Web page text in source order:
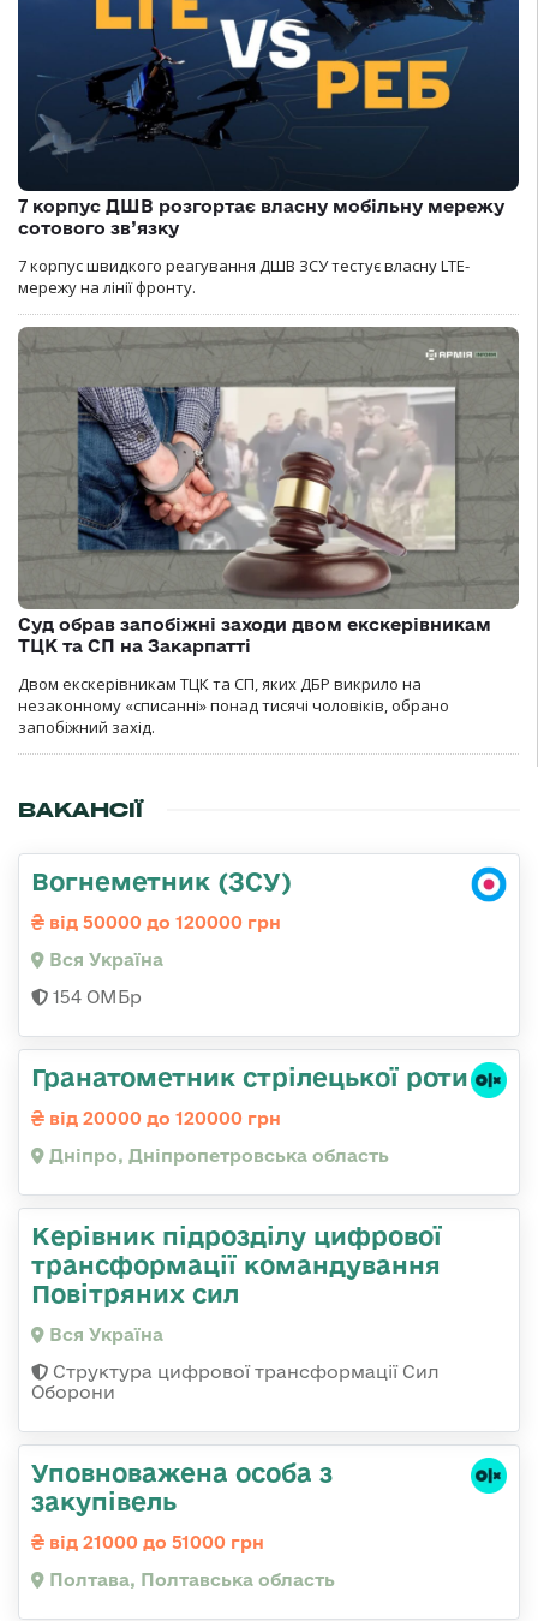
7 корпус ДШВ розгортає власну мобільну мережу
сотового зв’язку
7 корпус швидкого реагування ДШВ ЗСУ тестує власну LTE-
мережу на лінії фронту.
Суд обрав запобіжні заходи двом екскерівникам
ТЦК та СП на Закарпатті
Двом екскерівникам ТЦК та СП, яких ДБР викрило на
незаконному «списанні» понад тисячі чоловіків, обрано
запобіжний захід.
ВАКАНСІЇ
Вогнеметник (ЗСУ)
від 50000 до 120000 грн
Вся Україна
154 ОМБр
Гранатометник стрілецької роти
від 20000 до 120000 грн
Дніпро, Дніпропетровська область
Керівник підрозділу цифрової
трансформації командування
Повітряних сил
Вся Україна
Структура цифрової трансформації Сил
Оборони
Уповноважена особа з
закупівель
від 21000 до 51000 грн
Полтава, Полтавська область